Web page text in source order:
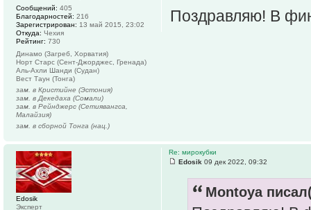
Поздравляю! В
Сообщений: 405
Благодарностей: 216
Зарегистрирован: 13 май 2015, 23:02
Откуда: Чехия
Рейтинг: 730
Динамо (Загреб, Хорватия)
Норт Старс (Сент-Джорджес, Гренада)
Аль-Ахли Шанди (Судан)
Вест Таун (Тонга)
зам. в Кристийне (Эстония)
зам. в Декедаха (Сомали)
зам. в Рейнджерс (Сетиявангса,
Малайзия)
зам. в сборной Тонга (нац.)
Re: мирокубки
Edosik 09 дек 2022, 09:32
Montoya
Edosik
Эксперт